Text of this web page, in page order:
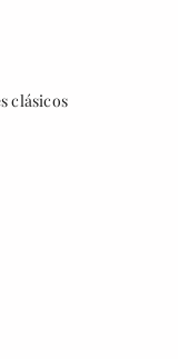
clásicos